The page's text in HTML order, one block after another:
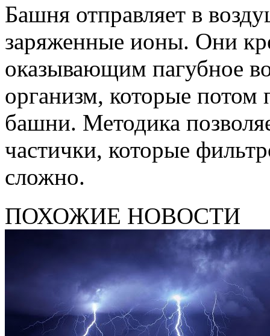
Башня отправляет в
заряженные ионы. Они
оказывающим пагубное
организм, которые потом
башни. Методика
частички, которые
сложно.
ПОХОЖИЕ НОВОСТИ